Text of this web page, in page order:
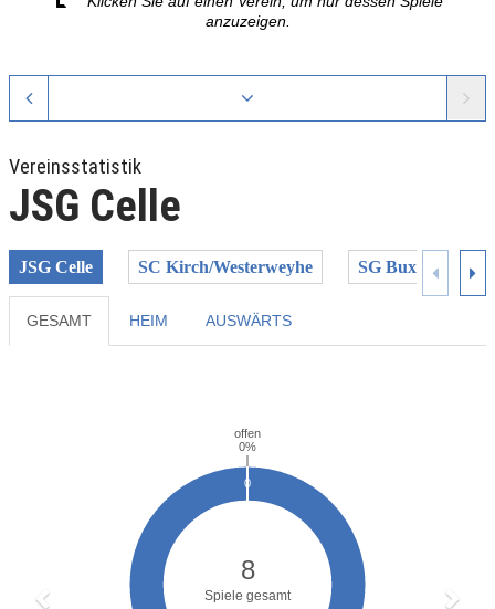
anzuzeigen.
Vereinsstatistik
JSG Celle
JSG Celle SC Kirch/Westerweyhe SG Buxtehude-
GESAMT HEIM AUSWÄRTS